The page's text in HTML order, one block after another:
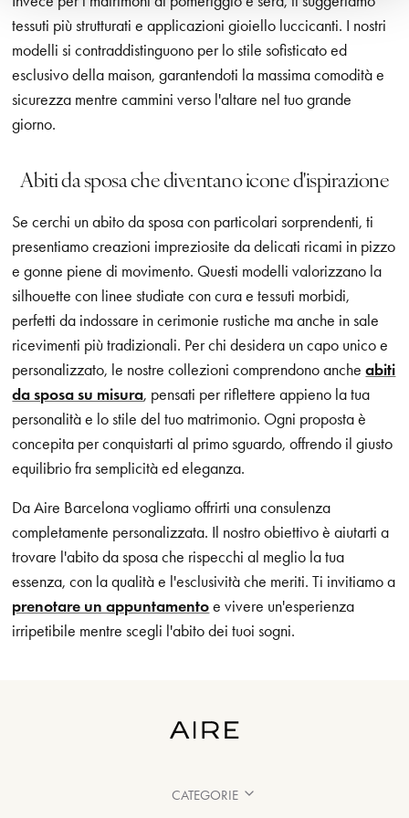
tessuti più strutturati e applicazioni gioiello luccicanti. I nostri
modelli si contraddistinguono per lo stile sofisticato ed
esclusivo della maison, garantendoti la massima comodità e
sicurezza mentre cammini verso l'altare nel tuo grande
giorno.
Abiti da sposa che diventano icone d'ispirazione
Se cerchi un abito da sposa con particolari sorprendenti, ti
presentiamo creazioni impreziosite da delicati ricami in pizzo
e gonne piene di movimento. Questi modelli valorizzano la
silhouette con linee studiate con cura e tessuti morbidi,
perfetti da indossare in cerimonie rustiche ma anche in sale
ricevimenti più tradizionali. Per chi desidera un capo unico e
personalizzato, le nostre collezioni comprendono ancheabiti
da sposa su misura, pensati per riflettere appieno la tua
personalità e lo stile del tuo matrimonio. Ogni proposta è
concepita per conquistarti al primo sguardo, offrendo il giusto
equilibrio fra semplicità ed eleganza.
Da Aire Barcelona vogliamo offrirti una consulenza
completamente personalizzata. Il nostro obiettivo è aiutarti a
trovare l'abito da sposa che rispecchi al meglio la tua
essenza, con la qualità e l'esclusività che meriti. Ti invitiamo a
prenotare un appuntamentoe vivere un'esperienza
irripetibile mentre scegli l'abito dei tuoi sogni.
CATEGORIE